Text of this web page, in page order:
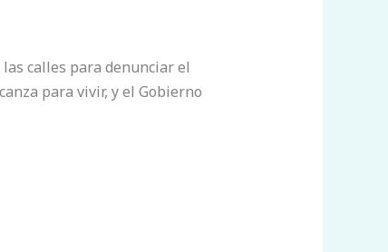
calles para denunciar el
para vivir, y el Gobierno